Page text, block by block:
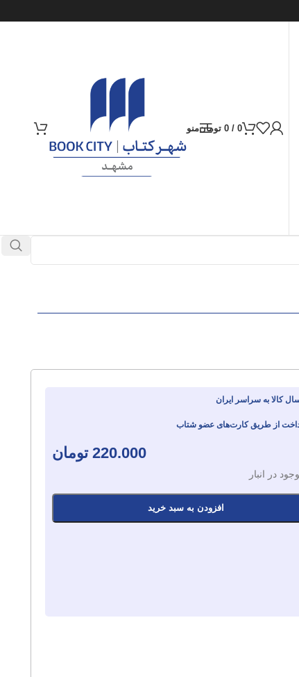
0
/
0 تومانمنو
کالا به سراسر ایران
از طریق کارت‌های عضو شتاب
220.000 تومان
در انبار
افزودن به سبد خرید